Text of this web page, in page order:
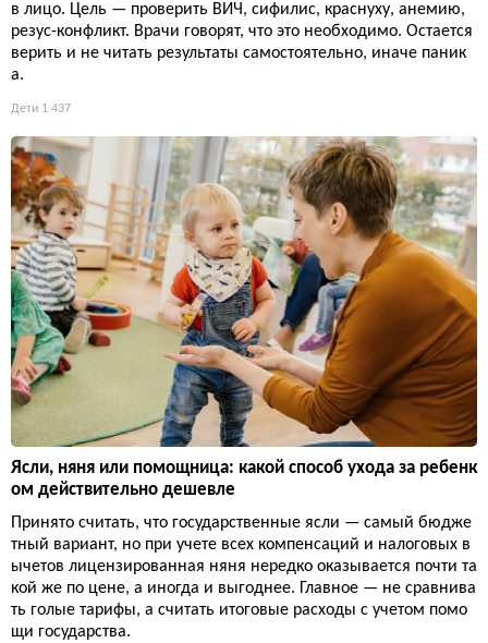
в лицо. Цель — проверить ВИЧ, сифилис, краснуху, анемию,
резус-конфликт. Врачи говорят, что это необходимо. Остается
верить и не читать результаты самостоятельно, иначе паник
а.
Дети 1 437
Ясли, няня или помощница: какой способ ухода за ребенк
ом действительно дешевле
Принято считать, что государственные ясли — самый бюдже
тный вариант, но при учете всех компенсаций и налоговых в
ычетов лицензированная няня нередко оказывается почти та
кой же по цене, а иногда и выгоднее. Главное — не сравнива
ть голые тарифы, а считать итоговые расходы с учетом помо
щи государства.